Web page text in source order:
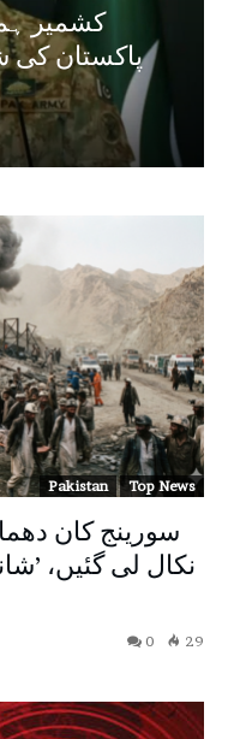
کشمیر
پاکستان کی
Pakistan Top News
0 29